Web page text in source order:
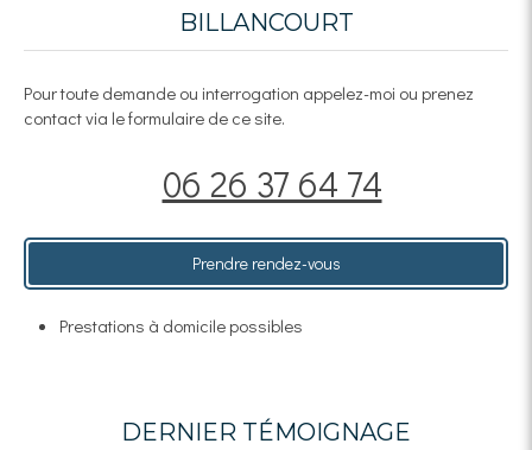
BILLANCOURT
Pour toute demande ou interrogation appelez-moi ou prenez
contact via le formulaire de ce site.
06 26 37 64 74
Prendre rendez-vous
Prestations à domicile possibles
DERNIER TÉMOIGNAGE